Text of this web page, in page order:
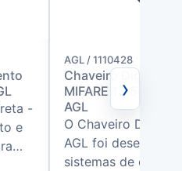
-
e
AGL / 1110428
Chaveiro Digital
MIFARE 13,56 Mhz
AGL
O Chaveiro Digital
AGL foi
sistemas de
›